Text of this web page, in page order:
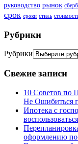
руководство рынок
срок сроки стиль
Рубрики
Рубрики
Свежие записи
10 Советов по
Не Ошибиться
Ипотека с
оформлению